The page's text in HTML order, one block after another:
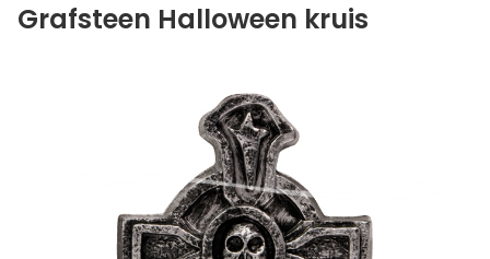
Grafsteen Halloween kruis